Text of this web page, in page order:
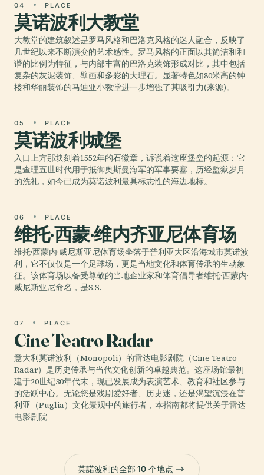
04 PLACE
莫诺波利大教堂
大教堂的建筑叙述是罗马风格和巴洛克风格的迷人融合，反映了
几世纪以来不断演变的艺术感性。罗马风格的正面以其简洁和和
谐的比例为特征，与内部丰富的巴洛克装饰形成对比，其中包括
复杂的灰泥装饰、壁画和多彩的大理石。显著特色如80米高的钟
楼和华丽装饰的马迪亚小教堂进一步增强了其吸引力(来源)。
05 PLACE
莫诺波利城堡
入口上方那块刻着1552年的石徽章，诉说着这座堡垒的起源：它
是查理五世时代用于抵御奥斯曼海军的军事要塞，历经监狱岁月
的洗礼，如今已成为莫诺波利最具标志性的海边地标。
06 PLACE
维托·西蒙·维内齐亚尼体育场
维托·西蒙内·威尼斯亚尼体育场坐落于普利亚大区沿海城市莫诺波
利，它不仅仅是一个足球场，更是当地文化和体育传承的生动象
征。该体育场以备受尊敬的当地企业家和体育倡导者维托·西蒙内·
威尼斯亚尼命名，是S.S.
07 PLACE
Cine Teatro Radar
意大利莫诺波利（Monopoli）的雷达电影剧院（Cine Teatro
Radar）是历史传承与当代文化创新的卓越典范。这座场馆最初
建于20世纪30年代末，现已发展成为表演艺术、教育和社区参与
的活跃中心。无论您是戏剧爱好者、历史迷，还是渴望沉浸在普
利亚（Puglia）文化景观中的旅行者，本指南都将提供关于雷达
电影剧院
莫諾波利的全部 10 个地点